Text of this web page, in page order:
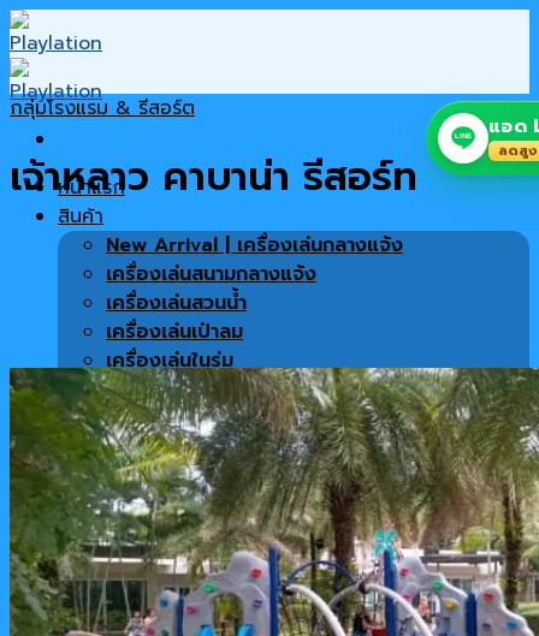
Skip
to
content
หน้าแรก
สินค้า
New Arrival | เครื่องเล่นกลางแจ้ง
เครื่องเล่นสนามกลางแจ้ง
เครื่องเล่นสวนน้ำ
เครื่องเล่นเป่าลม
เครื่องเล่นในร่ม
เครื่องเล่นซิปไลน์
พื้นสนาม
เครื่องออกกำลังกาย
สินค้าทั้งหมด
เฟอร์นิเจอร์ตกแต่งโครงการ
โปรโมชั่น
รีวิวสินค้า
เกี่ยวกับเรา
ติดต่อ-สอบถาม
กลุ่มโรงแรม & รีสอร์ต
เจ้าหลาว คาบาน่า รีสอร์ท
LINE แอด
ลดสู